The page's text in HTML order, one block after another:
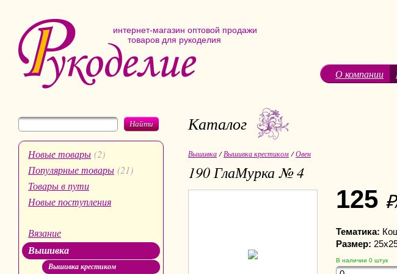
интернет-магазин оптовой продажи
товаров для рукоделия
О компании
Найти
Новые товары (2)
Популярные товары (21)
Товары в пути
Новые поступления
Вязание
Вышивка
Вышивка крестиком
Каталог
Вышивка /Вышивка крестиком /Овен
190 ГлаМурка № 4
125
Тематика:
Размер:
В наличии 0 штук